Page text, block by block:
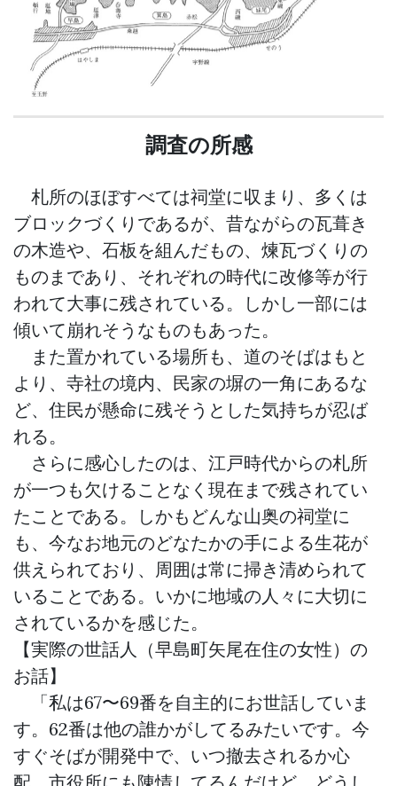
調査の所感
札所のほぼすべては祠堂に収まり、多くは
ブロックづくりであるが、昔ながらの瓦葺き
の木造や、石板を組んだもの、煉瓦づくりの
ものまであり、それぞれの時代に改修等が行
われて大事に残されている。しかし一部には
傾いて崩れそうなものもあった。
また置かれている場所も、道のそばはもと
より、寺社の境内、民家の塀の一角にあるな
ど、住民が懸命に残そうとした気持ちが忍ば
れる。
さらに感心したのは、江戸時代からの札所
が一つも欠けることなく現在まで残されてい
たことである。しかもどんな山奥の祠堂に
も、今なお地元のどなたかの手による生花が
供えられており、周囲は常に掃き清められて
いることである。いかに地域の人々に大切に
されているかを感じた。
【実際の世話人（早島町矢尾在住の女性）の
お話】
「私は67〜69番を自主的にお世話していま
す。62番は他の誰かがしてるみたいです。今
すぐそばが開発中で、いつ撤去されるか心